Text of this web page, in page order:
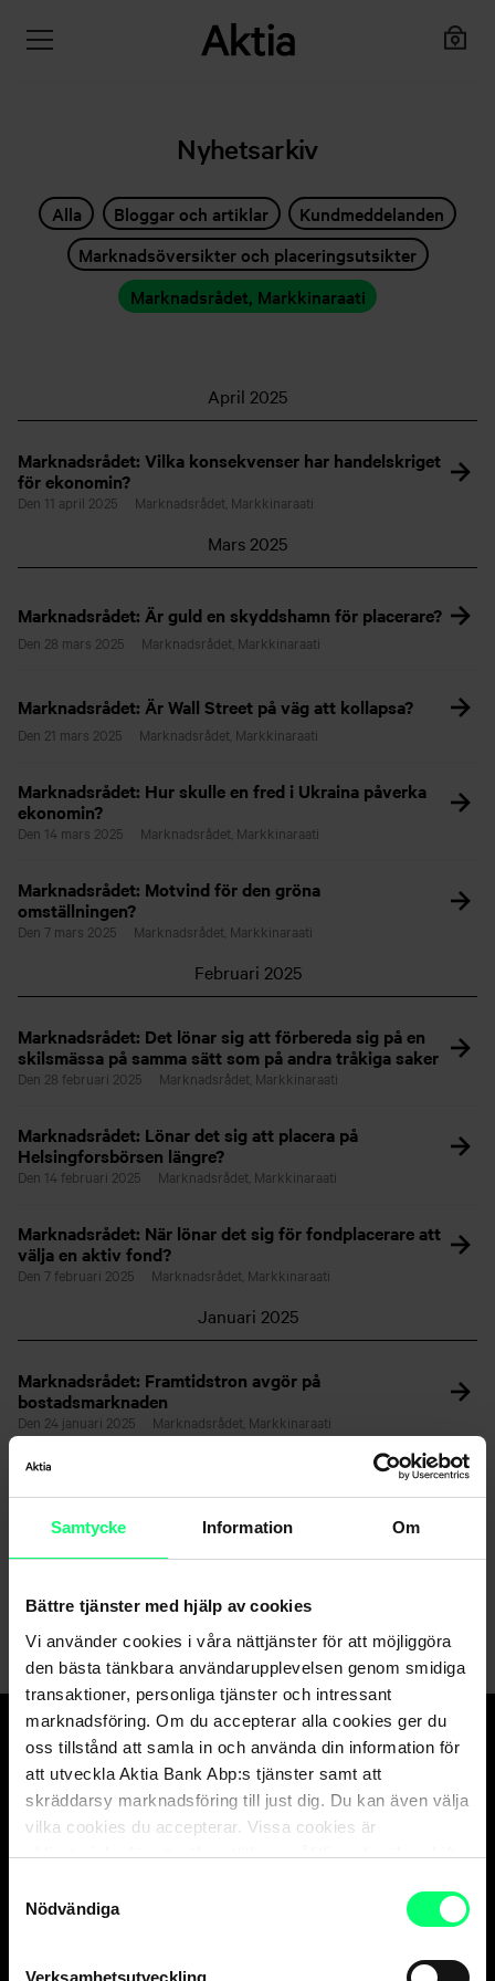
Samtycke Information Om
Bättre tjänster med hjälp av cookies
Vi använder cookies i våra nättjänster för att möjliggöra
den bästa tänkbara användarupplevelsen genom smidiga
transaktioner, personliga tjänster och intressant
marknadsföring. Om du accepterar alla cookies ger du
oss tillstånd att samla in och använda din information för
att utveckla Aktia Bank Abp:s tjänster samt att
skräddarsy marknadsföring till just dig. Du kan även välja
vilka cookies du accepterar. Vissa cookies är
obligatoriska för att säkerställa en pålitlig och säker drift
Nödvändiga
Verksamhetsutveckling
Nyhetsarkiv
Alla Bloggar och artiklar
Kundmeddelanden
Marknadsöversikter och placeringsutsikter
Marknadsrådet, Markkinaraati
April 2025
Marknadsrådet: Vilka konsekvenser har handelskriget
för ekonomin?
Den 11 april 2025 Marknadsrådet, Markkinaraati
Mars 2025
Marknadsrådet: Är guld en skyddshamn för placerare?
Den 28 mars 2025 Marknadsrådet, Markkinaraati
Marknadsrådet: Är Wall Street på väg att kollapsa?
Den 21 mars 2025 Marknadsrådet, Markkinaraati
Marknadsrådet: Hur skulle en fred i Ukraina påverka
ekonomin?
Den 14 mars 2025 Marknadsrådet, Markkinaraati
Marknadsrådet: Motvind för den gröna
omställningen?
Den 7 mars 2025 Marknadsrådet, Markkinaraati
Februari 2025
Marknadsrådet: Det lönar sig att förbereda sig på en
skilsmässa på samma sätt som på andra tråkiga saker
Den 28 februari 2025 Marknadsrådet, Markkinaraati
Marknadsrådet: Lönar det sig att placera på
Helsingforsbörsen längre?
Den 14 februari 2025 Marknadsrådet, Markkinaraati
Marknadsrådet: När lönar det sig för fondplacerare att
välja en aktiv fond?
Den 7 februari 2025 Marknadsrådet, Markkinaraati
Januari 2025
Marknadsrådet: Framtidstron avgör på
bostadsmarknaden
Den 24 januari 2025 Marknadsrådet, Markkinaraati
Marknadsrådet: Finlands ekonomi växer – fortsatt
försiktighet och osäkerhet hos hushållen
Den 17 januari 2025 Marknadsrådet, Markkinaraati
1 2 3 4 5 6 7 8 9 10
Den goda banken.
Och suveräna
kapitalförvaltaren.
Kundservice
Privatkunder